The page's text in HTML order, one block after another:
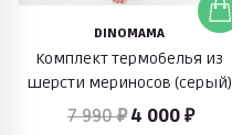
DINOMAMA
Комплект термобелья из
шерсти мериносов (серый)
7 990 ₽ 4 000 ₽